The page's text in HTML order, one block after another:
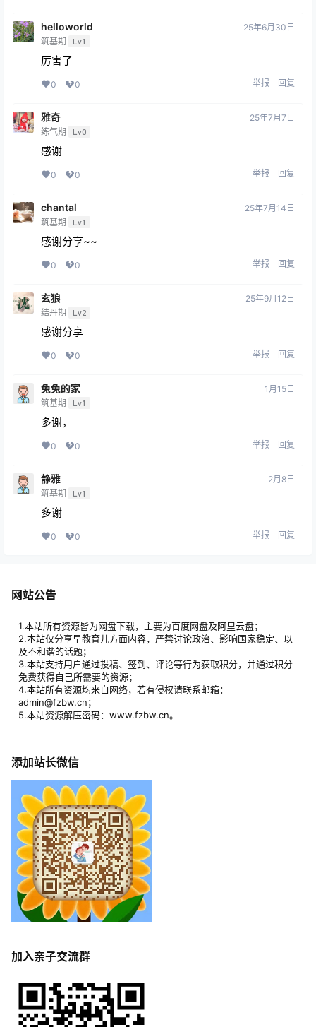
helloworld
筑基期 Lv1
25年6月30日
厉害了
0 0 举报 回复
雅奇
练气期 Lv0
25年7月7日
感谢
0 0 举报 回复
chantal
筑基期 Lv1
25年7月14日
感谢分享~~
0 0 举报 回复
玄狼
结丹期 Lv2
25年9月12日
感谢分享
0 0 举报 回复
兔兔的家
筑基期 Lv1
1月15日
多谢，
0 0 举报 回复
静雅
筑基期 Lv1
2月8日
多谢
0 0 举报 回复
网站公告
1.本站所有资源皆为网盘下载，主要为百度网盘及阿里云盘；
2.本站仅分享早教育儿方面内容，严禁讨论政治、影响国家稳定、以
及不和谐的话题；
3.本站支持用户通过投稿、签到、评论等行为获取积分，并通过积分
免费获得自己所需要的资源；
4.本站所有资源均来自网络，若有侵权请联系邮箱：
admin@fzbw.cn；
5.本站资源解压密码：www.fzbw.cn。
添加站长微信
加入亲子交流群